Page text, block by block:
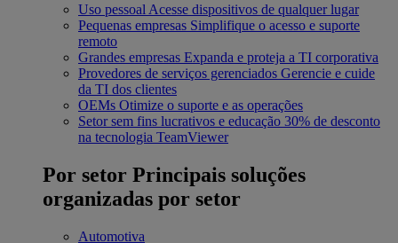
Uso pessoal Acesse dispositivos de qualquer lugar
Pequenas empresas Simplifique o acesso e suporte
remoto
Grandes empresas Expanda e proteja a TI corporativa
Provedores de serviços gerenciados Gerencie e cuide
da TI dos clientes
OEMs Otimize o suporte e as operações
Setor sem fins lucrativos e educação 30% de desconto
na tecnologia TeamViewer
Por setor Principais soluções
organizadas por setor
Automotiva